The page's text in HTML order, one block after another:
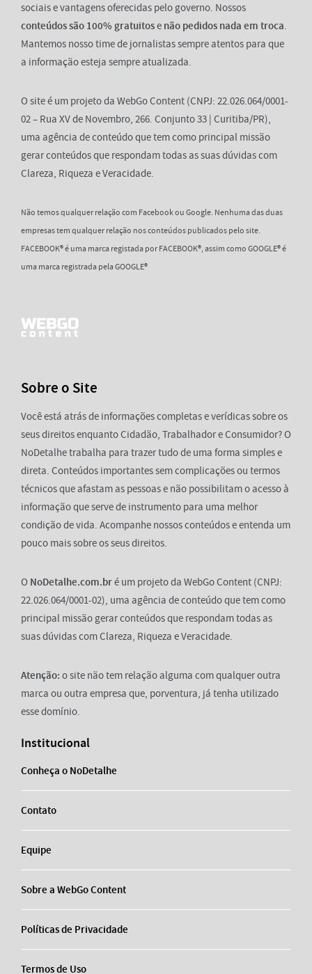
sociais e vantagens oferecidas pelo governo. Nossos
conteúdos são 100% gratuitose não pedidos nada em troca.
Mantemos nosso time de jornalistas sempre atentos para que
a informação esteja sempre atualizada.
O site é um projeto da WebGo Content (CNPJ: 22.026.064/0001-
02 – Rua XV de Novembro, 266. Conjunto 33 | Curitiba/PR),
uma agência de conteúdo que tem como principal missão
gerar conteúdos que respondam todas as suas dúvidas com
Clareza, Riqueza e Veracidade.
Não temos qualquer relação com Facebook ou Google. Nenhuma das duas
empresas tem qualquer relação nos conteúdos publicados pelo site.
FACEBOOK® é uma marca registada por FACEBOOK®, assim como GOOGLE® é
uma marca registrada pela GOOGLE®
Sobre o Site
Você está atrás de informações completas e verídicas sobre os
seus direitos enquanto Cidadão, Trabalhador e Consumidor? O
NoDetalhe trabalha para trazer tudo de uma forma simples e
direta. Conteúdos importantes sem complicações ou termos
técnicos que afastam as pessoas e não possibilitam o acesso à
informação que serve de instrumento para uma melhor
condição de vida. Acompanhe nossos conteúdos e entenda um
pouco mais sobre os seus direitos.
O NoDetalhe.com.bré um projeto da WebGo Content (CNPJ:
22.026.064/0001-02), uma agência de conteúdo que tem como
principal missão gerar conteúdos que respondam todas as
suas dúvidas com Clareza, Riqueza e Veracidade.
Atenção: o site não tem relação alguma com qualquer outra
marca ou outra empresa que, porventura, já tenha utilizado
esse domínio.
Institucional
Conheça o NoDetalhe
Contato
Equipe
Sobre a WebGo Content
Políticas de Privacidade
Termos de Uso